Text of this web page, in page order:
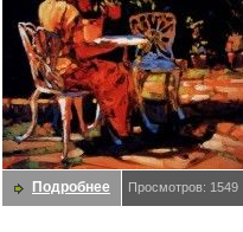
Подробнее Просмотров: 1549